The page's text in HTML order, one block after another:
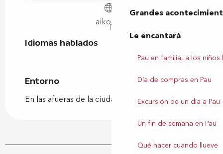
Grandes
Le encantará
Pau en familia, a los niños
Día de compras en Pau
Excursión de un día a Pau
Un fin de semana en Pau
Qué hacer cuando llueve
aiko64.fr
Idiomas hablados
Idiomas hablados
Entorno
Entorno
En las afueras de la ciudad